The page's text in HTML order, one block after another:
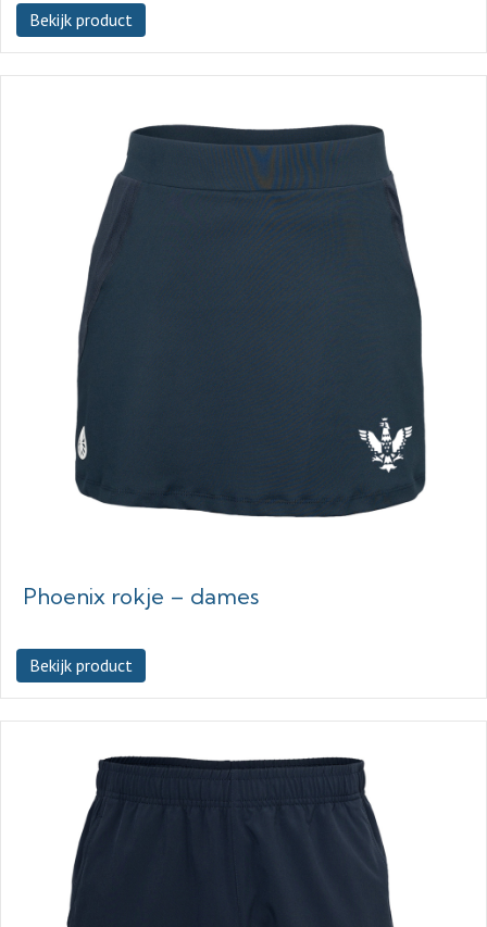
Bekijk product
Phoenix rokje – dames
Bekijk product